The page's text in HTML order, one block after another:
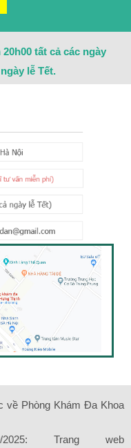
tất cả các ngày
lễ Tết.
về Phòng Khám Đa Khoa
Trang web